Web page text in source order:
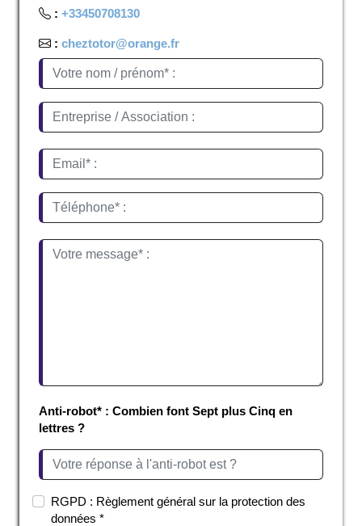
: +33450708130
: cheztotor@orange.fr
Anti-robot* : Combien font Sept plus Cinq en
lettres ?
RGPD : Règlement général sur la protection des
données *